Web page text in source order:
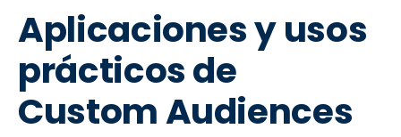
Aplicaciones y usos
prácticos de
Custom Audiences